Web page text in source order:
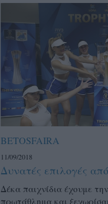
BETOSFAIRA
11/09/2018
Δυνατές επιλογές
Δέκα παιχνίδια έχουμε
πρωτάθλημα και